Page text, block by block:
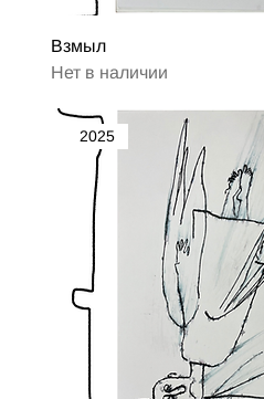
Взмыл
Нет в наличии
2025